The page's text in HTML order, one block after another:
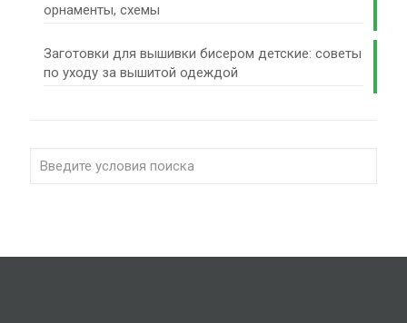
орнаменты, схемы
Заготовки для вышивки бисером детские: советы
по уходу за вышитой одеждой